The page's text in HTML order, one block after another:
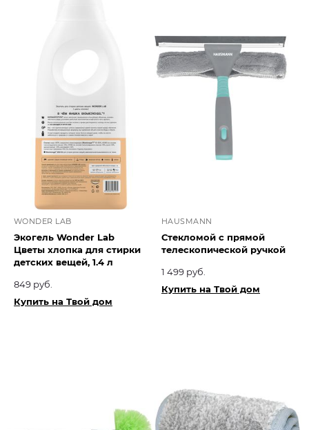
WONDER LAB
Экогель Wonder Lab
Цветы хлопка для стирки
детских вещей, 1.4 л
849 руб.
Купить на Твой дом
HAUSMANN
Стекломой с прямой
телескопической ручкой
1 499 руб.
Купить на Твой дом